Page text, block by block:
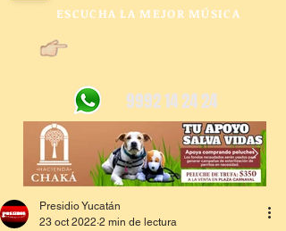
ESCUCHA LA MEJOR MÚSICA
9992 14 24 24
Presidio Yucatán
23 oct 2022 2 min de lectura